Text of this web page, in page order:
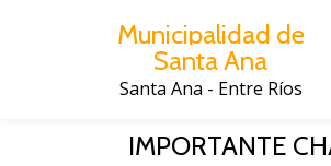
Municipalidad de
Santa Ana
Santa Ana - Entre Ríos
IMPORTANTE